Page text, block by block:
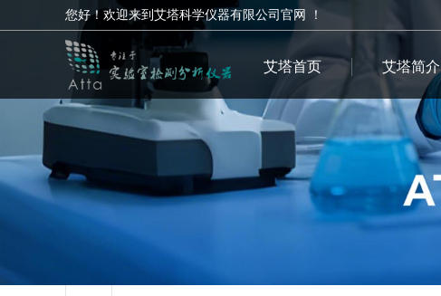
您好！欢迎来到艾塔科学仪器有限公司官网 ！
艾塔首页 艾塔简介